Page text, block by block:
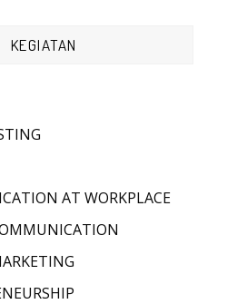
KEGIATAN
AT WORKPLACE